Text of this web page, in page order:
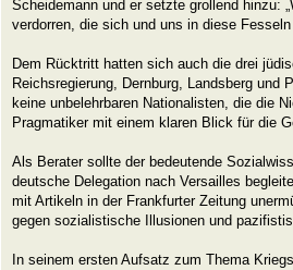
Scheidemann und er setzte grollend hinzu:
verdorren, die sich und uns in diese Fesseln
Dem Rücktritt hatten sich auch die drei
Reichsregierung, Dernburg, Landsberg und
keine unbelehrbaren Nationalisten, die die
Pragmatiker mit einem klaren Blick für die
Als Berater sollte der bedeutende
deutsche Delegation nach Versailles
mit Artikeln in der Frankfurter Zeitung
gegen sozialistische Illusionen und
In seinem ersten Aufsatz zum Thema